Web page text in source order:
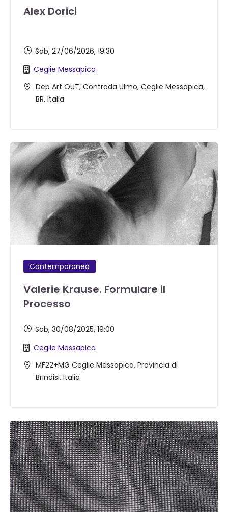
Alex Dorici
Dep Art OUT, Contrada Ulmo, Ceglie Messapica,
BR, Italia
Ceglie Messapica
Sab, 27/06/2026, 19:30
Contemporanea
Valerie Krause. Formulare il
Processo
MF22+MG Ceglie Messapica, Provincia di
Brindisi, Italia
Ceglie Messapica
Sab, 30/08/2025, 19:00